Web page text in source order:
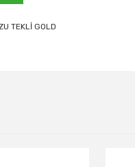
TEKLİ GOLD